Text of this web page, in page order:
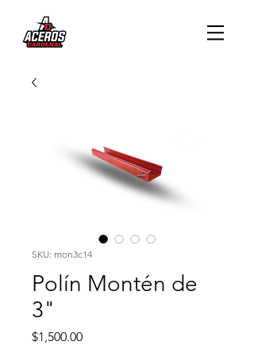
SKU: mon3c14
Polín Montén de
3"
$1,500.00Precio